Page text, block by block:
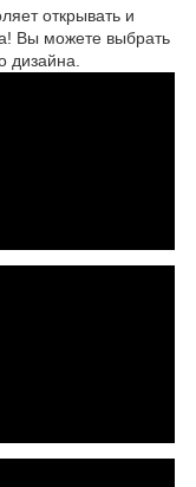
открывать и
Вы можете выбрать
дизайна.